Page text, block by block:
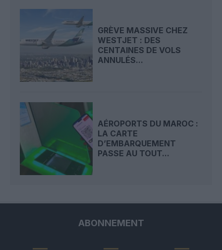
GRÈVE MASSIVE CHEZ
WESTJET : DES
CENTAINES DE VOLS
ANNULÉS...
AÉROPORTS DU MAROC :
LA CARTE
D’EMBARQUEMENT
PASSE AU TOUT...
ABONNEMENT